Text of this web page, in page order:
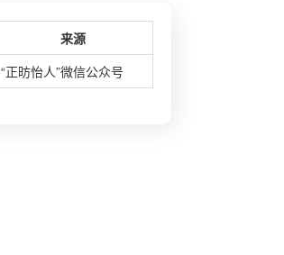
来源
“正昉怡人”微信公众号